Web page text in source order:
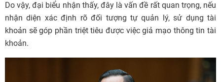
Do vậy, đại biểu nhận thấy, đây là vấn đề rất quan trọng, nếu
nhận diện xác định rõ đối tượng tự quản lý, sử dụng tài
khoản sẽ góp phần triệt tiêu được việc giả mạo thông tin tài
khoản.